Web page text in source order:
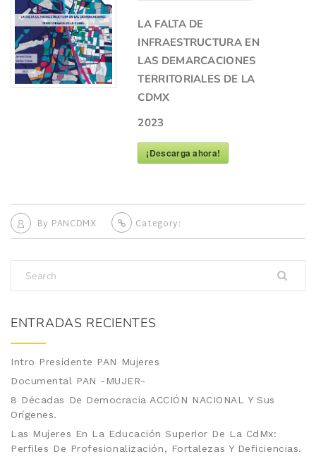
LA FALTA DE
INFRAESTRUCTURA EN
LAS DEMARCACIONES
TERRITORIALES DE LA
CDMX
2023
¡Descarga ahora!
By PANCDMX Category:
ENTRADAS RECIENTES
Intro Presidente PAN Mujeres
Documental PAN -MUJER-
8 Décadas De Democracia ACCIÓN NACIONAL Y Sus
Orígenes.
Las Mujeres En La Educación Superior De La CdMx:
Perfiles De Profesionalización, Fortalezas Y Deficiencias.